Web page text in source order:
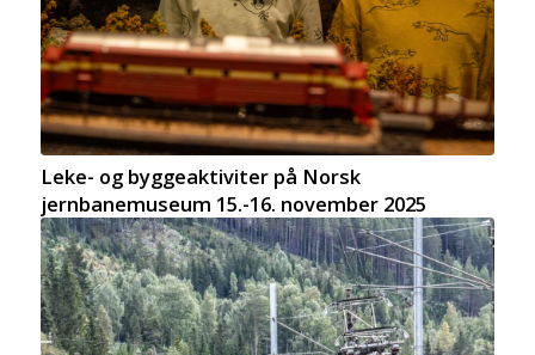
Leke- og byggeaktiviter på Norsk
jernbanemuseum 15.-16. november 2025